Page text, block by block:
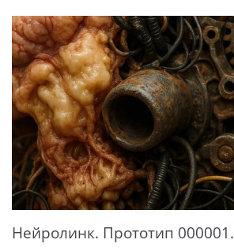
Нейролинк. Прототип 000001.